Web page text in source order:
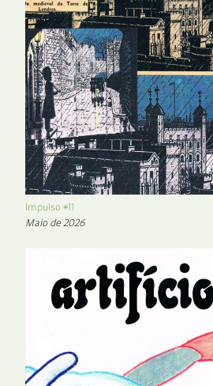
Impulso #11
Maio de 2026